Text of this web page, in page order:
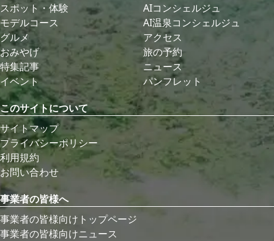
スポット・体験
モデルコース
グルメ
おみやげ
特集記事
イベント
AIコンシェルジュ
AI温泉コンシェルジュ
アクセス
旅の予約
ニュース
パンフレット
このサイトについて
サイトマップ
プライバシーポリシー
利用規約
お問い合わせ
事業者の皆様へ
事業者の皆様向けトップページ
事業者の皆様向けニュース